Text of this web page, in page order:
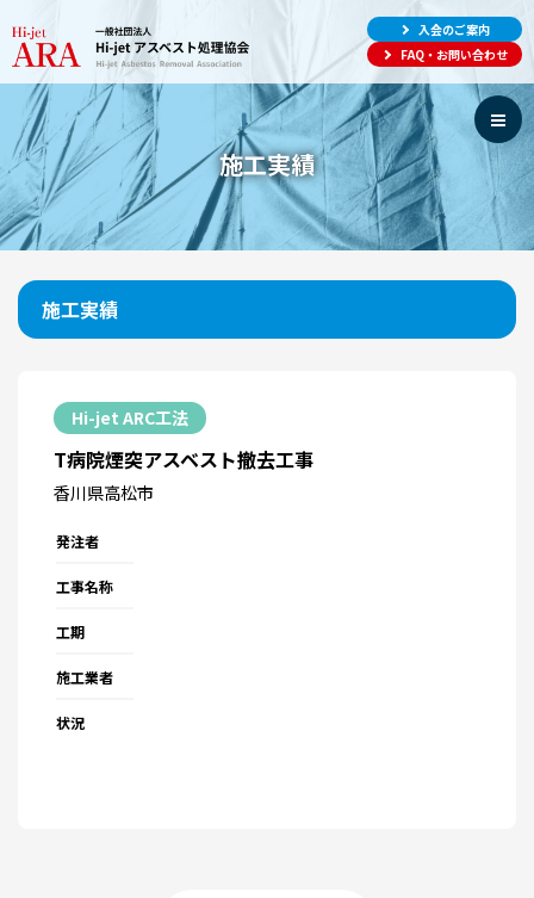
入会のご案内
FAQ・お問い合わせ
施工実績
施工実績
Hi-jet ARC工法
T病院煙突アスベスト撤去工事
香川県高松市
発注者
工事名称
工期
施工業者
状況